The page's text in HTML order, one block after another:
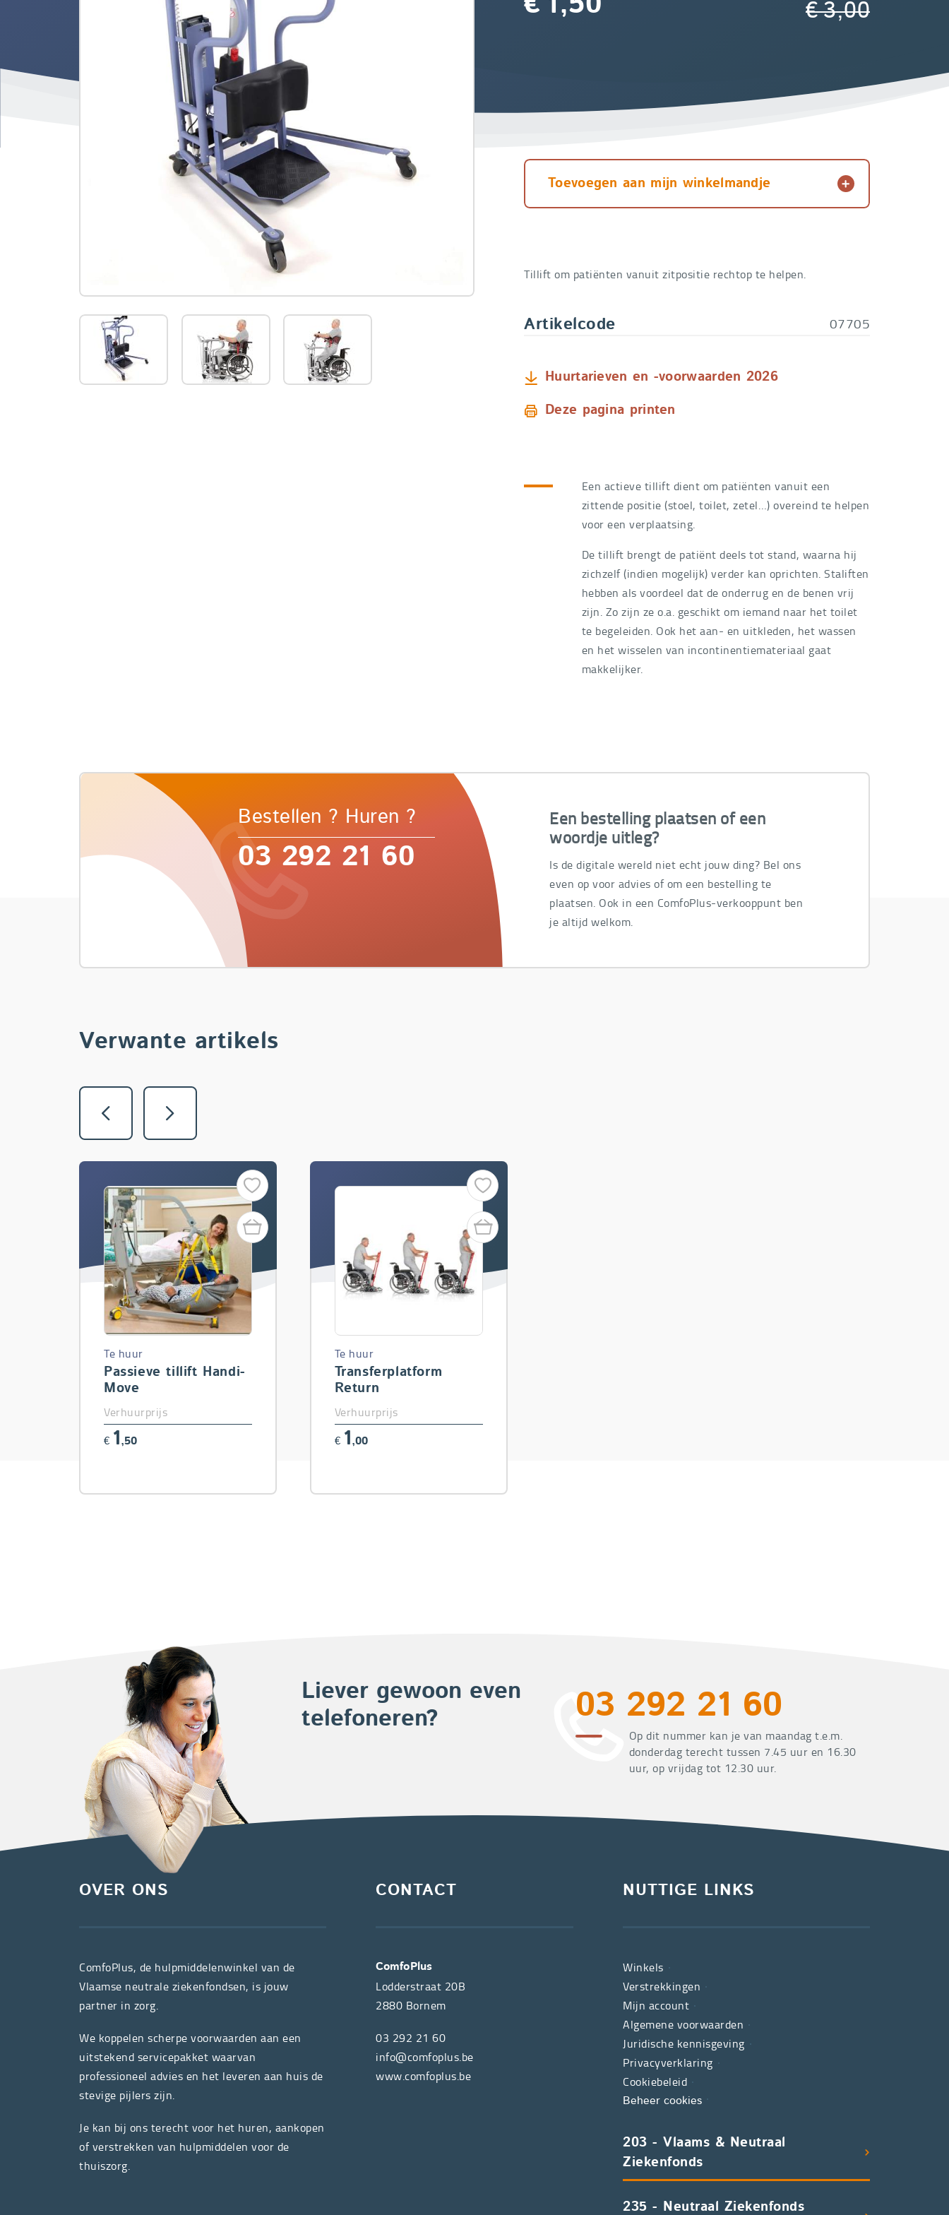
€ 1,50 €3,00
Product
informatie
tillift
RoMedic
Toevoegen aan mijn winkelmandje
Tillift om patiënten vanuit zitpositie rechtop te helpen.
Artikelcode 07705
Huurtarieven en -voorwaarden 2026
Deze pagina printen
Een actieve tillift dient om patiënten vanuit een
zittende positie (stoel, toilet, zetel…) overeind te helpen
voor een verplaatsing.
De tillift brengt de patiënt deels tot stand, waarna hij
zichzelf (indien mogelijk) verder kan oprichten. Staliften
hebben als voordeel dat de onderrug en de benen vrij
zijn. Zo zijn ze o.a. geschikt om iemand naar het toilet
te begeleiden. Ook het aan- en uitkleden, het wassen
en het wisselen van incontinentiemateriaal gaat
makkelijker.
Bestellen ? Huren ?
03 292 21 60
Een bestelling plaatsen of een
woordje uitleg?
Is de digitale wereld niet echt jouw ding? Bel ons
even op voor advies of om een bestelling te
plaatsen. Ook in een ComfoPlus-verkooppunt ben
je altijd welkom.
Verwante artikels
Vorige Volgende
Passieve tillift Handi-
Move
Te huur
Verhuurprijs
€ 1,50
Transferplatform
Return
Te huur
Verhuurprijs
€ 1,00
Liever gewoon even
telefoneren?
03 292 21 60
Op dit nummer kan je van maandag t.e.m.
donderdag terecht tussen 7.45 uur en 16.30
uur, op vrijdag tot 12.30 uur.
OVER ONS
ComfoPlus, de hulpmiddelenwinkel van de
Vlaamse neutrale ziekenfondsen, is jouw
partner in zorg.
We koppelen scherpe voorwaarden aan een
uitstekend servicepakket waarvan
professioneel advies en het leveren aan huis de
stevige pijlers zijn.
Je kan bij ons terecht voor het huren, aankopen
of verstrekken van hulpmiddelen voor de
thuiszorg.
CONTACT
ComfoPlus
Lodderstraat 20B
2880 Bornem
03 292 21 60
info@comfoplus.be
www.comfoplus.be
NUTTIGE LINKS
Winkels
Verstrekkingen
Mijn account
Algemene voorwaarden
Juridische kennisgeving
Privacyverklaring
Cookiebeleid
Beheer cookies
203 - Vlaams & Neutraal
Ziekenfonds
235 - Neutraal Ziekenfonds